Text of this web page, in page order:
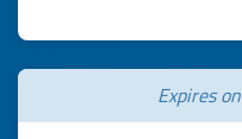
Expires on